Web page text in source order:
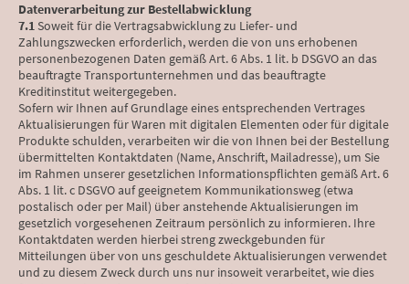
Datenverarbeitung zur Bestellabwicklung
7.1Soweit für die Vertragsabwicklung zu Liefer- und
Zahlungszwecken erforderlich, werden die von uns erhobenen
personenbezogenen Daten gemäß Art. 6 Abs. 1 lit. b DSGVO an das
beauftragte Transportunternehmen und das beauftragte
Kreditinstitut weitergegeben.
Sofern wir Ihnen auf Grundlage eines entsprechenden Vertrages
Aktualisierungen für Waren mit digitalen Elementen oder für digitale
Produkte schulden, verarbeiten wir die von Ihnen bei der Bestellung
übermittelten Kontaktdaten (Name, Anschrift, Mailadresse), um Sie
im Rahmen unserer gesetzlichen Informationspflichten gemäß Art. 6
Abs. 1 lit. c DSGVO auf geeignetem Kommunikationsweg (etwa
postalisch oder per Mail) über anstehende Aktualisierungen im
gesetzlich vorgesehenen Zeitraum persönlich zu informieren. Ihre
Kontaktdaten werden hierbei streng zweckgebunden für
Mitteilungen über von uns geschuldete Aktualisierungen verwendet
und zu diesem Zweck durch uns nur insoweit verarbeitet, wie dies